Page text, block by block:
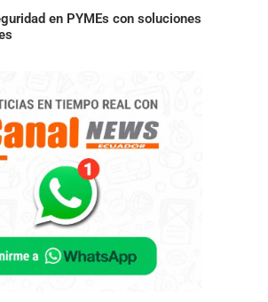
en PYMEs con soluciones